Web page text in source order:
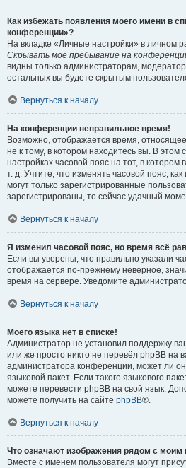
Как избежать появления моего имени в
конференции»?
На вкладке «Личные настройки» в личном
Скрывать моё пребывание на
видны только администраторам,
остальных вы будете скрытым
Вернуться к началу
На конференции неправильное время!
Возможно, отображается время,
не к тому, в котором находитесь вы. В этом
настройках часовой пояс на тот, в котором
т. д. Учтите, что изменять часовой пояс,
могут только зарегистрированные
зарегистрированы, то сейчас удачный
Вернуться к началу
Я изменил часовой пояс, но время всё
Если вы уверены, что правильно указали
отображается по-прежнему неверное,
время на сервере. Уведомите
Вернуться к началу
Моего языка нет в списке!
Администратор не установил поддержку
или же просто никто не перевёл phpBB на
администратора конференции, может ли
языковой пакет. Если такого языкового
можете перевести phpBB на свой язык.
можете получить на сайте phpBB®.
Вернуться к началу
Что означают изображения рядом с моим
Вместе с именем пользователя могут